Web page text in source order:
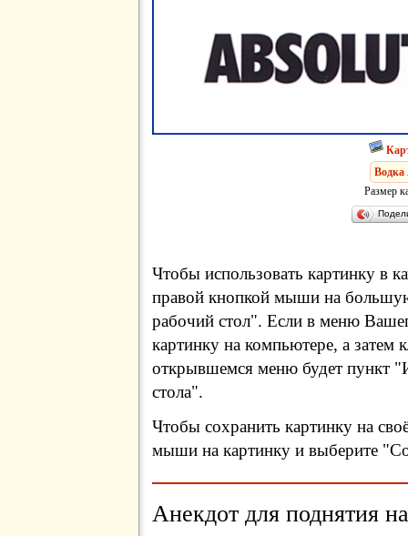
Водка
Размер
Чтобы использовать картинку в
правой кнопкой мыши на
рабочий стол". Если в меню
картинку на компьютере, а затем
открывшемся меню будет пункт
стола".
Чтобы сохранить картинку на
мыши на картинку и выберите
Анекдот для поднятия